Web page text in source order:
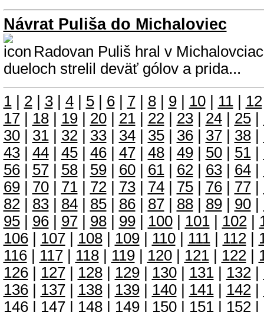
Návrat Puliša do Michaloviec
Radovan Puliš hral v
dueloch strelil deväť gólov a prida...
1| 2| 3| 4| 5| 6| 7| 8| 9| 10| 11| 12
17| 18| 19| 20| 21| 22| 23| 24| 25|
30| 31| 32| 33| 34| 35| 36| 37| 38|
43| 44| 45| 46| 47| 48| 49| 50| 51|
56| 57| 58| 59| 60| 61| 62| 63| 64|
69| 70| 71| 72| 73| 74| 75| 76| 77|
82| 83| 84| 85| 86| 87| 88| 89| 90|
95| 96| 97| 98| 99| 100| 101| 102|
106| 107| 108| 109| 110| 111| 112|
116| 117| 118| 119| 120| 121| 122|
126| 127| 128| 129| 130| 131| 132|
136| 137| 138| 139| 140| 141| 142|
146| 147| 148| 149| 150| 151| 152|